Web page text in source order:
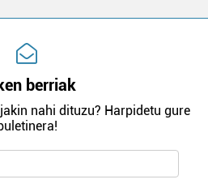
berriak
nahi dituzu? Harpidetu gure